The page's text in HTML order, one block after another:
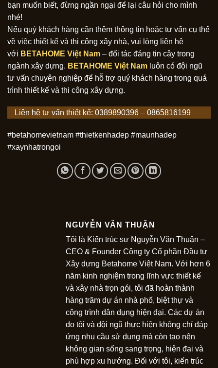
bạn muốn biết, đừng ngần ngại để lại câu hỏi cho mình
nhé!
Nếu quý khách hàng cần thêm thông tin hoặc tư vấn cụ thể
về việc thiết kế và thi công xây nhà, vui lòng liên hệ
với BETAHOME Việt Nam – đối tác đáng tin cậy trong
ngành xây dựng. BETAHOME Việt Nam luôn có đội ngũ
tư vấn chuyên nghiệp để hỗ trợ quý khách hàng trong quá
trình thiết kế và thi công xây dựng.
Liên hệ tư vấn thiết kế: 0389890396 – 0865816199
#betahomevietnam #thietkenhadep #maunhadep
#xaynhatrongoi
NGUYỄN VĂN THUẬN
Tôi là Kiến trúc sư Nguyễn Văn Thuận –
CEO & Founder Công ty Cổ phần Đầu tư
Xây dựng Betahome Việt Nam. Với hơn 6
năm kinh nghiệm trong lĩnh vực thiết kế
và xây nhà trọn gói, tôi đã hoàn thành
hàng trăm dự án nhà phố, biệt thự và
công trình dân dụng hiện đại. Các dự án
do tôi và đội ngũ thực hiện không chỉ đáp
ứng nhu cầu sử dụng mà còn tạo nên
không gian sống sang trọng, hiện đại và
phù hợp xu hướng. Đối với tôi, kiến trúc